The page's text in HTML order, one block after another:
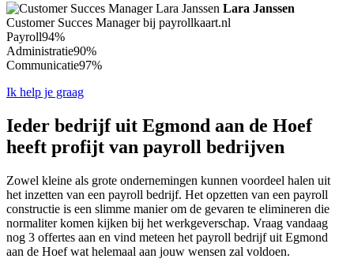
Lara Janssen
Customer Succes Manager bij payrollkaart.nl
Payroll94%
Administratie90%
Communicatie97%
Ik help je graag
Ieder bedrijf uit Egmond aan de Hoef
heeft profijt van payroll bedrijven
Zowel kleine als grote ondernemingen kunnen voordeel halen uit
het inzetten van een payroll bedrijf. Het opzetten van een payroll
constructie is een slimme manier om de gevaren te elimineren die
normaliter komen kijken bij het werkgeverschap. Vraag vandaag
nog 3 offertes aan en vind meteen het payroll bedrijf uit Egmond
aan de Hoef wat helemaal aan jouw wensen zal voldoen.